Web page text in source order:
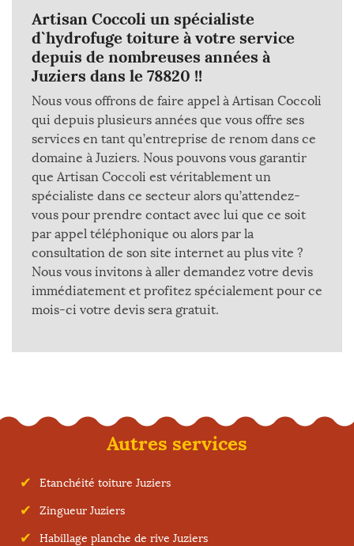
Artisan Coccoli un spécialiste
d`hydrofuge toiture à votre service
depuis de nombreuses années à
Juziers dans le 78820 !!
Nous vous offrons de faire appel à Artisan Coccoli
qui depuis plusieurs années que vous offre ses
services en tant qu’entreprise de renom dans ce
domaine à Juziers. Nous pouvons vous garantir
que Artisan Coccoli est véritablement un
spécialiste dans ce secteur alors qu’attendez-
vous pour prendre contact avec lui que ce soit
par appel téléphonique ou alors par la
consultation de son site internet au plus vite ?
Nous vous invitons à aller demandez votre devis
immédiatement et profitez spécialement pour ce
mois-ci votre devis sera gratuit.
Autres services
Etanchéité toiture Juziers
Zingueur Juziers
Habillage planche de rive Juziers